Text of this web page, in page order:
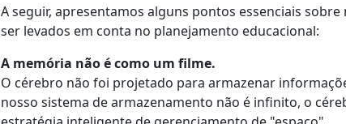
A seguir, apresentamos alguns pontos essenciais
ser levados em conta no planejamento educacional:
A memória não é como um filme.
O cérebro não foi projetado para armazenar
nosso sistema de armazenamento não é infinito, o